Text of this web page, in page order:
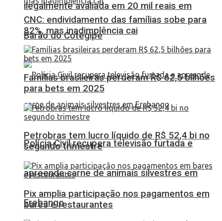
ilegalmente avaliada em 20 mil reais em
Barão do Cotegipe
Polícia Civil recupera televisão furtada e
apreende carne de animais silvestres em
Erebango
CNC: endividamento das famílias sobe para
82%, mas inadimplência cai
Famílias brasileiras perderam R$ 62,5 bilhões
para bets em 2025
Petrobras tem lucro líquido de R$ 52,4 bi no
segundo trimestre
Pix amplia participação nos pagamentos em
bares e restaurantes